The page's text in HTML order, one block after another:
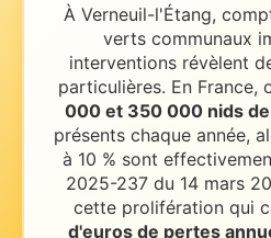
À Verneuil-l'Étang,
verts communaux
interventions révèlent
particulières. En France,
000 et 350 000 nids
présents chaque année,
à 10 % sont
2025-237 du 14 mars
cette prolifération qui
d'euros de pertes